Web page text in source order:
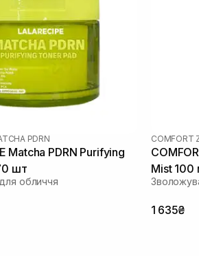
PDRN
Matcha PDRN Purifying
шт
обличчя
COMFORT
Mist 100
1 635₴